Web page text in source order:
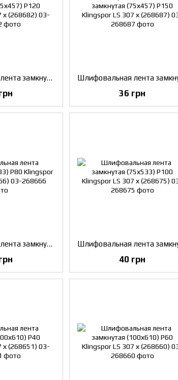
Шлифовальная лента замкнутая (75х457) P120 Klingspor LS 307 х (268682)
36 грн
Шлифовальная лента замкнутая (75х533) P80 Klingspor LS 307 х (268666)
40 грн